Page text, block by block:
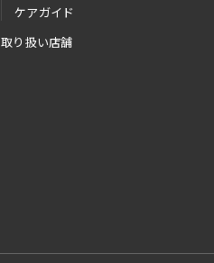
ケアガイド
取り扱い店舗